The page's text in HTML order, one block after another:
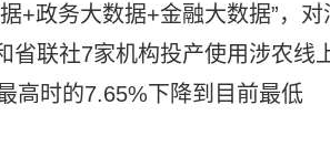
+政务大数据+金融大数据”，对
省联社7家机构投产使用涉农线
高时的7.65%下降到目前最低